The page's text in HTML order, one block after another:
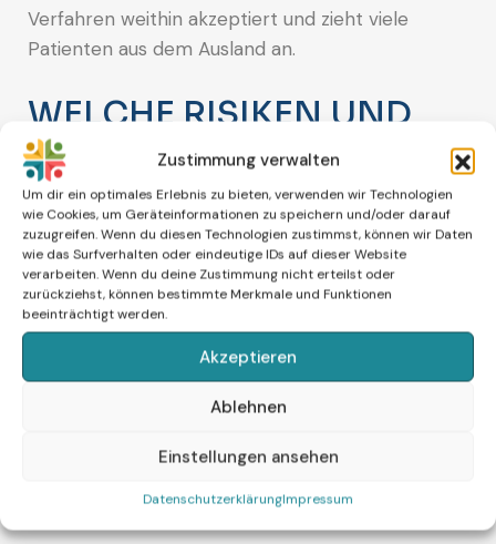
Zustimmung verwalten
Um dir ein optimales Erlebnis zu bieten, verwenden wir Technologien
wie Cookies, um Geräteinformationen zu speichern und/oder darauf
zuzugreifen. Wenn du diesen Technologien zustimmst, können wir Daten
wie das Surfverhalten oder eindeutige IDs auf dieser Website
verarbeiten. Wenn du deine Zustimmung nicht erteilst oder
zurückziehst, können bestimmte Merkmale und Funktionen
beeinträchtigt werden.
Akzeptieren
Ablehnen
Einstellungen ansehen
DatenschutzerklärungImpressum
Verfahren weithin akzeptiert und zieht viele
Patienten aus dem Ausland an.
WELCHE RISIKEN UND
EINSCHRÄNKUNGEN
SIND MIT DIESEM
VERFAHREN
VERBUNDEN?
Obwohl das Eizellen-Einfrierverfahren im
Allgemeinen sicher ist und ein gutes Risikoprofil
aufweist, ist es wichtig zu beachten, dass es keine
in der Zukunft gibt. Der Erfolg dieses Verfahrens
hängt von mehreren Faktoren ab, einschließlich: